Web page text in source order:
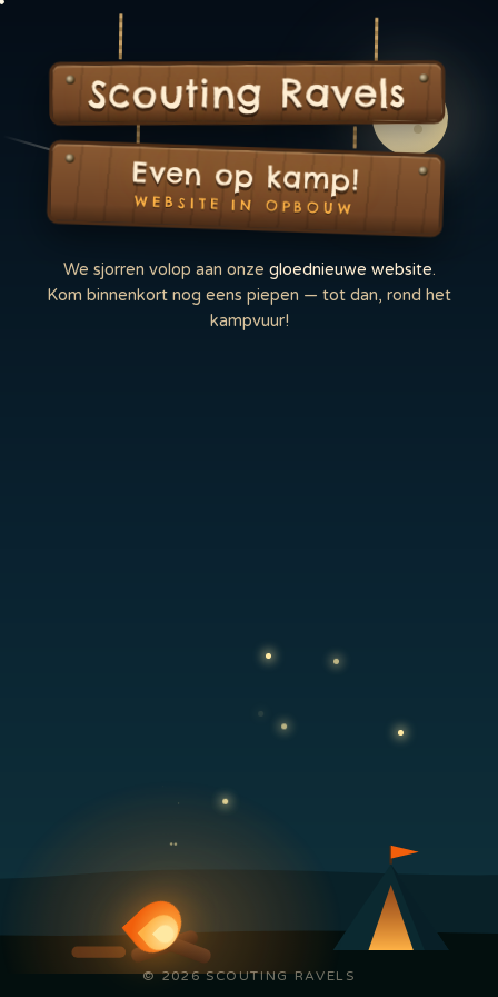
Scouting Ravels
Even op kamp!
WEBSITE IN OPBOUW
We sjorren volop aan onze gloednieuwe website.
Kom binnenkort nog eens piepen — tot dan, rond het
kampvuur!
© 2026 SCOUTING RAVELS